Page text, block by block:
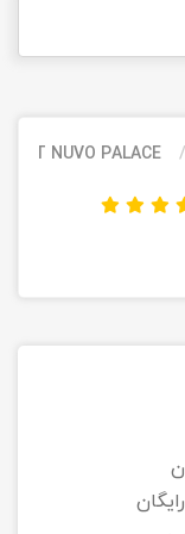
ART NUVO PALACE